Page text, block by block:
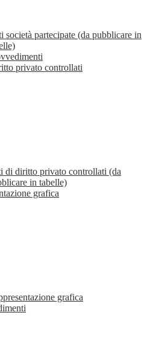
società partecipate (da pubblicare in
privato controllati
di diritto privato controllati (da
in tabelle)
grafica
grafica